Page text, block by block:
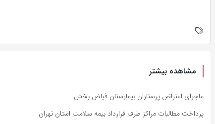
مشاهده بیشتر
ماجرای اعتراض پرستاران بیمارستان فیاض بخش
پرداخت مطالبات مراکز طرف قرارداد بیمه سلامت استان تهران